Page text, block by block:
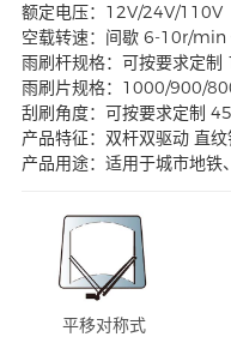
额定电压：12V/24V/110V
空载转速：间歇 6-10r/
雨刷杆规格：可按要求定
雨刷片规格：1000/900/
刮刷角度：可按要求定制
产品特征：双杆双驱动 直
产品用途：适用于城市地铁
平移对称式